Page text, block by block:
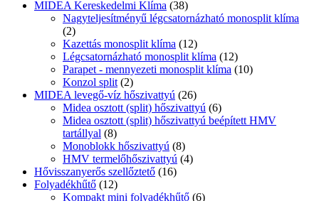
MIDEA Kereskedelmi Klíma (38)
Nagyteljesítményű légcsatornázható monosplit klíma
(2)
Kazettás monosplit klíma (12)
Légcsatornázható monosplit klíma (12)
Parapet - mennyezeti monosplit klíma (10)
Konzol split (2)
MIDEA levegő-víz hőszivattyú (26)
Midea osztott (split) hőszivattyú (6)
Midea osztott (split) hőszivattyú beépített HMV
tartállyal (8)
Monoblokk hőszivattyú (8)
HMV termelőhőszivattyú (4)
Hővisszanyerős szellőztető (16)
Folyadékhűtő (12)
Kompakt mini folyadékhűtő (6)